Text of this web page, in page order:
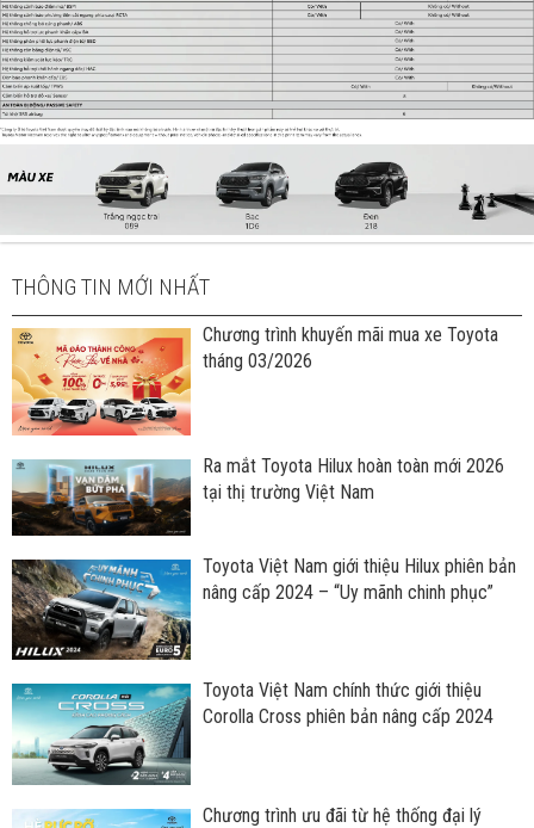
THÔNG TIN MỚI NHẤT
Chương trình khuyến mãi mua xe Toyota
tháng 03/2026
Ra mắt Toyota Hilux hoàn toàn mới 2026
tại thị trường Việt Nam
Toyota Việt Nam giới thiệu Hilux phiên bản
nâng cấp 2024 – “Uy mãnh chinh phục”
Toyota Việt Nam chính thức giới thiệu
Corolla Cross phiên bản nâng cấp 2024
Chương trình ưu đãi từ hệ thống đại lý